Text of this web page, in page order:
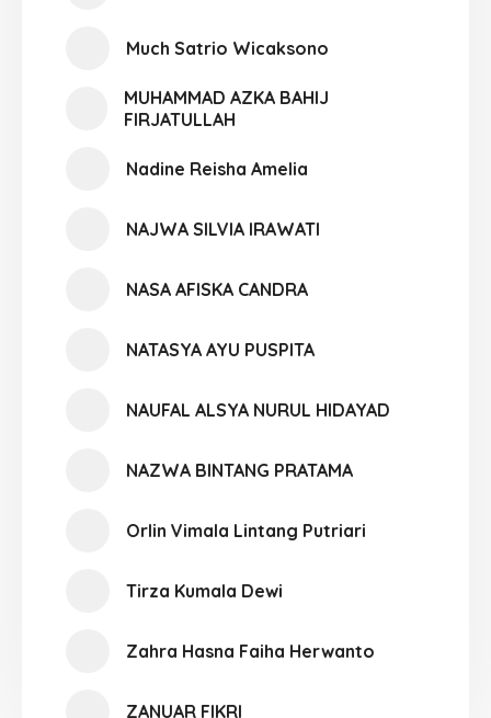
Much Satrio Wicaksono
MUHAMMAD AZKA BAHIJ
FIRJATULLAH
Nadine Reisha Amelia
NAJWA SILVIA IRAWATI
NASA AFISKA CANDRA
NATASYA AYU PUSPITA
NAUFAL ALSYA NURUL HIDAYAD
NAZWA BINTANG PRATAMA
Orlin Vimala Lintang Putriari
Tirza Kumala Dewi
Zahra Hasna Faiha Herwanto
ZANUAR FIKRI